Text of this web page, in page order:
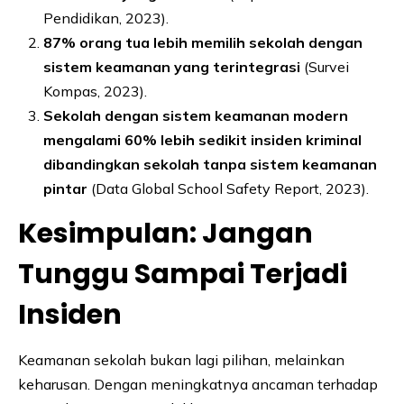
Pendidikan, 2023).
87% orang tua lebih memilih sekolah dengan
sistem keamanan yang terintegrasi (Survei
Kompas, 2023).
Sekolah dengan sistem keamanan modern
mengalami 60% lebih sedikit insiden kriminal
dibandingkan sekolah tanpa sistem keamanan
pintar (Data Global School Safety Report, 2023).
Kesimpulan: Jangan
Tunggu Sampai Terjadi
Insiden
Keamanan sekolah bukan lagi pilihan, melainkan
keharusan. Dengan meningkatnya ancaman terhadap